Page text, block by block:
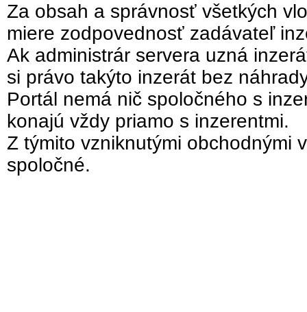
Za obsah a správnosť všetkých
miere zodpovednosť zadávateľ
Ak administrár servera uzná
si právo takýto inzerát bez
Portál nemá nič spoločného s
konajú vždy priamo s inzerentmi.
Z týmito vzniknutými obchodnými
spoločné.